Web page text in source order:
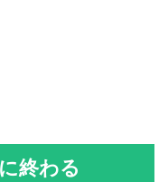
終わる